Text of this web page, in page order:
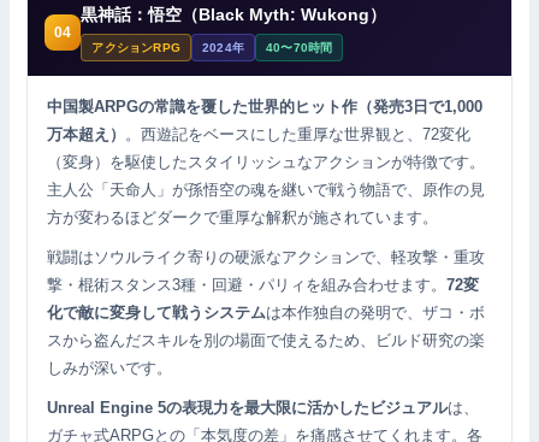
04
黒神話：悟空（Black Myth: Wukong）
アクションRPG 2024年 40〜70時間
中国製ARPGの常識を覆した世界的ヒット作（発売3日で1,000
万本超え） 。西遊記をベースにした重厚な世界観と、72変化
（変身）を駆使したスタイリッシュなアクションが特徴です。
主人公「天命人」が孫悟空の魂を継いで戦う物語で、原作の見
方が変わるほどダークで重厚な解釈が施されています。
戦闘はソウルライク寄りの硬派なアクションで、軽攻撃・重攻
撃・棍術スタンス3種・回避・パリィを組み合わせます。72変
化で敵に変身して戦うシステムは本作独自の発明で、ザコ・ボ
スから盗んだスキルを別の場面で使えるため、ビルド研究の楽
しみが深いです。
Unreal Engine 5の表現力を最大限に活かしたビジュアルは、
ガチャ式ARPGとの「本気度の差」を痛感させてくれます。各